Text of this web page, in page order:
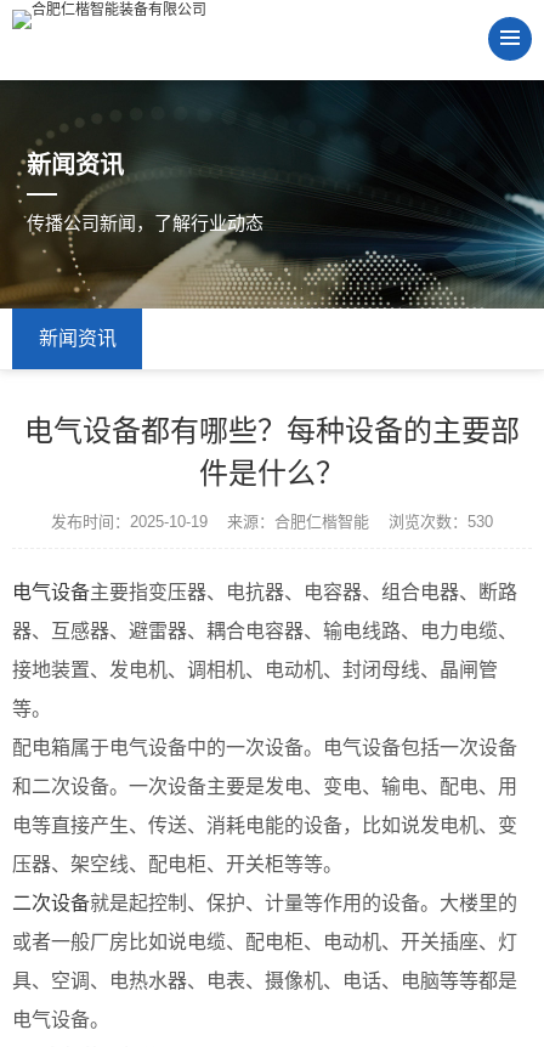
新闻资讯
传播公司新闻，了解行业动态
新闻资讯
电气设备都有哪些？每种设备的主要部
件是什么？
发布时间：2025-10-19 来源：合肥仁楷智能 浏览次数：530
电气设备主要指变压器、电抗器、电容器、组合电器、断路
器、互感器、避雷器、耦合电容器、输电线路、电力电缆、
接地装置、发电机、调相机、电动机、封闭母线、晶闸管
等。
配电箱属于电气设备中的一次设备。电气设备包括一次设备
和二次设备。一次设备主要是发电、变电、输电、配电、用
电等直接产生、传送、消耗电能的设备，比如说发电机、变
压器、架空线、配电柜、开关柜等等。
二次设备就是起控制、保护、计量等作用的设备。大楼里的
或者一般厂房比如说电缆、配电柜、电动机、开关插座、灯
具、空调、电热水器、电表、摄像机、电话、电脑等等都是
电气设备。